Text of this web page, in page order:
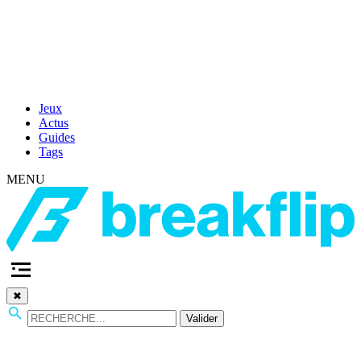
Jeux
Actus
Guides
Tags
MENU
✖
Valider